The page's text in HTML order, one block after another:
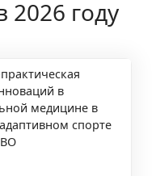
2026 году
в
медицине в
спорте